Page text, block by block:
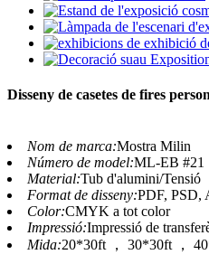
Disseny de casetes de fires
Nom de marca:Mostra Milin
Número de model:ML-EB #21
Material:Tub d'alumini/Tensió
Format de disseny:PDF, PSD,
Color:CMYK a tot color
Impressió:Impressió de
Mida:20*30ft ， 30*30ft ，